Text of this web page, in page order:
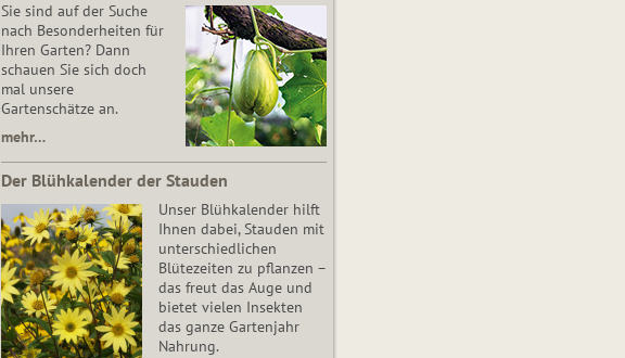
Sie sind auf der Suche
nach Besonderheiten für
Ihren Garten? Dann
schauen Sie sich doch
mal unsere
Gartenschätze an.
mehr…
Der Blühkalender der Stauden
Unser Blühkalender hilft
Ihnen dabei, Stauden mit
unterschiedlichen
Blütezeiten zu pflanzen –
das freut das Auge und
bietet vielen Insekten
das ganze Gartenjahr
Nahrung.